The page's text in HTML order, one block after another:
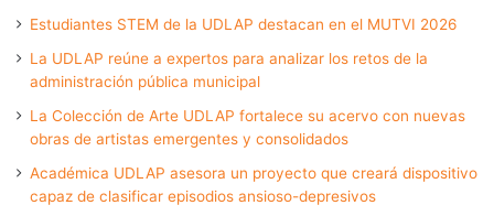
Estudiantes STEM de la UDLAP destacan en el MUTVI 2026
La UDLAP reúne a expertos para analizar los retos de la
administración pública municipal
La Colección de Arte UDLAP fortalece su acervo con nuevas
obras de artistas emergentes y consolidados
Académica UDLAP asesora un proyecto que creará dispositivo
capaz de clasificar episodios ansioso-depresivos